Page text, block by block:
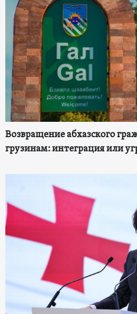
Возвращение абхазского
грузинам: интеграция или